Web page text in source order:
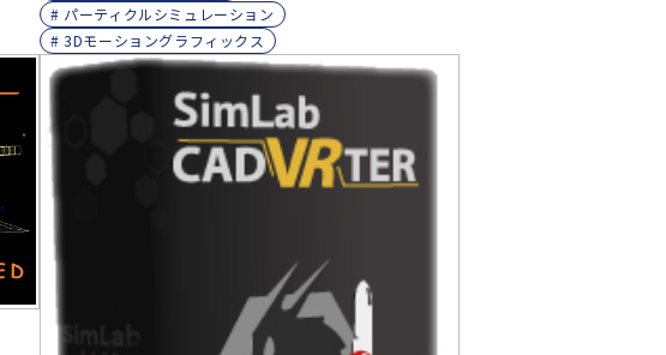
# パーティクルシミュレーション
# 3Dモーショングラフィックス